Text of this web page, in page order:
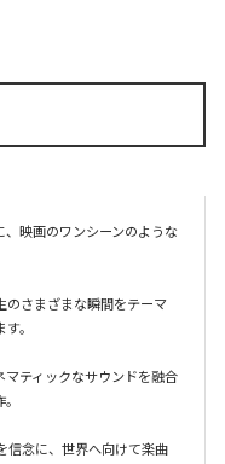
、映画のワンシーンのような
さまざまな瞬間をテーマ
。
ティックなサウンドを融合
信念に、世界へ向けて楽曲